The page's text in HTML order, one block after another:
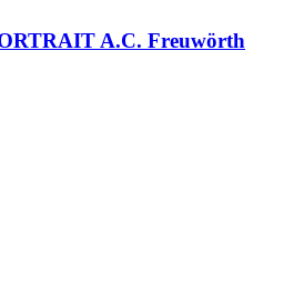
A.C. Freuwörth